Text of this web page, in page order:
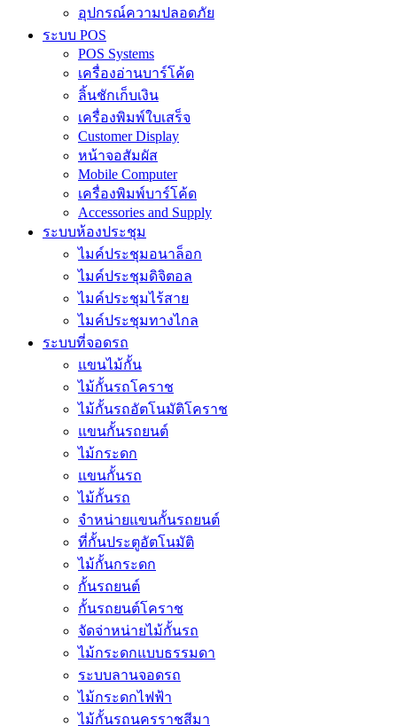
อุปกรณ์ความปลอดภัย
ระบบ POS
POS Systems
เครื่องอ่านบาร์โค้ด
ลิ้นชักเก็บเงิน
เครื่องพิมพ์ใบเสร็จ
Customer Display
หน้าจอสัมผัส
Mobile Computer
เครื่องพิมพ์บาร์โค้ด
Accessories and Supply
ระบบห้องประชุม
ไมค์ประชุมอนาล็อก
ไมค์ประชุมดิจิตอล
ไมค์ประชุมไร้สาย
ไมค์ประชุมทางไกล
ระบบที่จอดรถ
แขนไม้กั้น
ไม้กั้นรถโคราช
ไม้กั้นรถอัตโนมัติโคราช
แขนกั้นรถยนต์
ไม้กระดก
แขนกั้นรถ
ไม้กั้นรถ
จำหน่ายแขนกั้นรถยนต์
ที่กั้นประตูอัตโนมัติ
ไม้กั้นกระดก
กั้นรถยนต์
กั้นรถยนต์โคราช
จัดจ่าหน่ายไม้กั้นรถ
ไม้กระดกแบบธรรมดา
ระบบลานจอดรถ
ไม้กระดกไฟฟ้า
ไม้กั้นรถนครราชสีมา